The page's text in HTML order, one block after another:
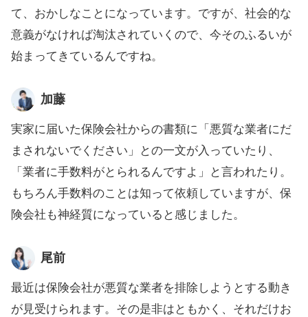
て、おかしなことになっています。ですが、社会的な
意義がなければ淘汰されていくので、今そのふるいが
始まってきているんですね。
加藤
実家に届いた保険会社からの書類に「悪質な業者にだ
まされないでください」との一文が入っていたり、
「業者に手数料がとられるんですよ」と言われたり。
もちろん手数料のことは知って依頼していますが、保
険会社も神経質になっていると感じました。
尾前
最近は保険会社が悪質な業者を排除しようとする動き
が見受けられます。その是非はともかく、それだけお